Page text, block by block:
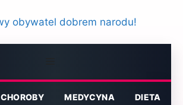
CHOROBY MEDYCYNA DIETA